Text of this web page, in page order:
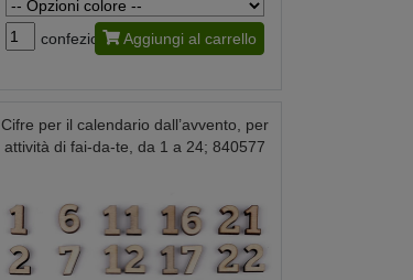
confezione Aggiungi al carrello
Cifre per il calendario dall’avvento, per
attività di fai-da-te, da 1 a 24; 840577